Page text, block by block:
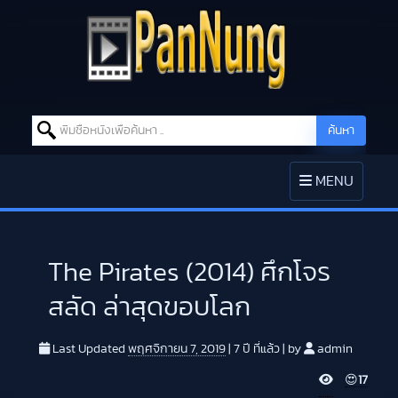
Search for: ค้นหา
TOGGLE
NAVIGATION
MENU
The Pirates (2014) ศึกโจร
สลัด ล่าสุดขอบโลก
Last Updated พฤศจิกายน 7, 2019 7 ปี ที่แล้ว by admin
V 😍17